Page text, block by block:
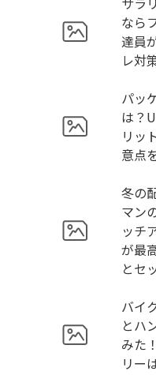
なら
達員
レ対
パッ
は？
リッ
意点
冬の
マン
ッチ
が最
とセ
バイ
とハ
みた
リー